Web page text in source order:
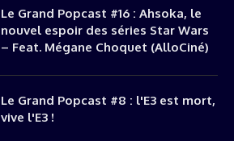
Le Grand Popcast #16 : Ahsoka, le
nouvel espoir des séries Star Wars
– Feat. Mégane Choquet (AlloCiné)
Le Grand Popcast #8 : l'E3 est mort,
vive l'E3 !